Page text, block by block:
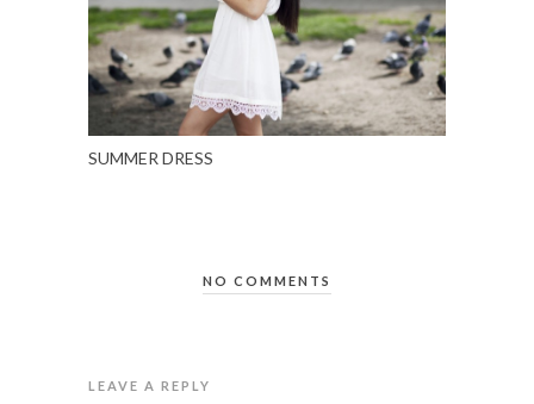
SUMMER DRESS
NO COMMENTS
LEAVE A REPLY